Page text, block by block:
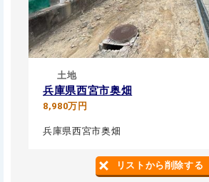
土地
兵庫県西宮市奥畑
8,980万円
兵庫県西宮市奥畑
リストから削除する